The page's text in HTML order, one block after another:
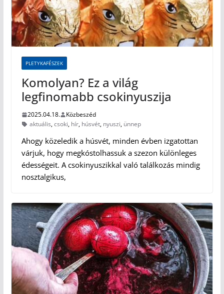
PLETYKAFÉSZEK
Komolyan? Ez a világ
legfinomabb csokinyuszija
2025.04.18.
Közbeszéd
aktuális,csoki, hír, húsvét, nyuszi, ünnep
Ahogy közeledik a húsvét, minden évben izgatottan
várjuk, hogy megkóstolhassuk a szezon különleges
édességeit. A csokinyuszikkal való találkozás mindig
nosztalgikus,